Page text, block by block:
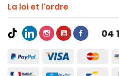
La loi et l'ordre
04